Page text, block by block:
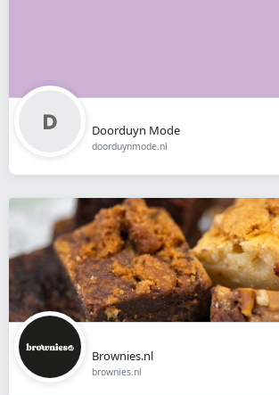
Doorduyn Mode
doorduynmode.nl
Brownies.nl
brownies.nl